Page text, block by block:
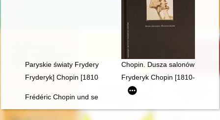
Paryskie światy Fryderyka Chopina [1810-1849]
Chopin. Dusza salonów
Fryderyk] Chopin [1810-1849]
Fryderyk Chopin [1810-1849].
Frédéric Chopin und seine Zeit